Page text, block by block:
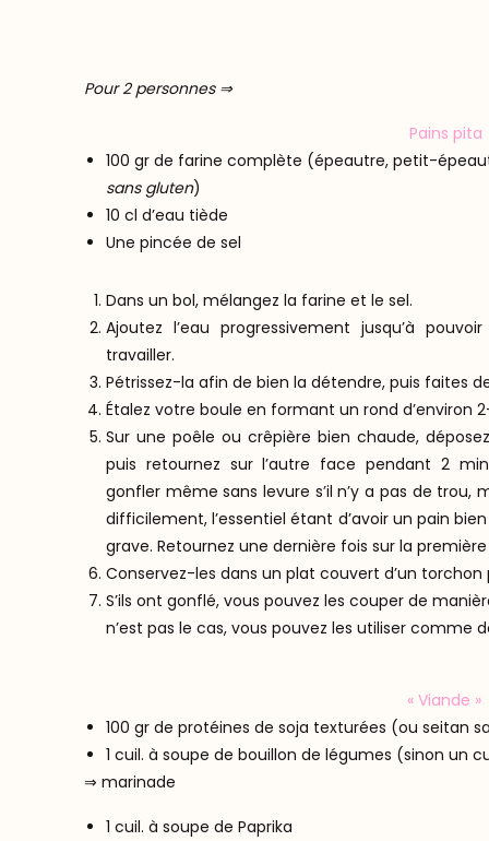
Pour 2 personnes ⇒
Pains pita
100 gr de farine complète (épeautre, petit-
sans gluten)
10 cl d’eau tiède
Une pincée de sel
Dans un bol, mélangez la farine et le sel.
Ajoutez l’eau progressivement jusqu’à
travailler.
Pétrissez-la afin de bien la détendre, puis faites
Étalez votre boule en formant un rond d’environ
Sur une poêle ou crêpière bien chaude,
puis retournez sur l’autre face pendant 2
gonfler même sans levure s’il n’y a pas de
difficilement, l’essentiel étant d’avoir un pain
grave. Retournez une dernière fois sur la
Conservez-les dans un plat couvert d’un torchon
S’ils ont gonflé, vous pouvez les couper de
n’est pas le cas, vous pouvez les utiliser comme
« Viande »
100 gr de protéines de soja texturées (ou seitan
1 cuil. à soupe de bouillon de légumes (sinon un
⇒ marinade
1 cuil. à soupe de Paprika